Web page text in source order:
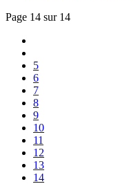
Page 14 sur 14
5
6
7
8
9
10
11
12
13
14